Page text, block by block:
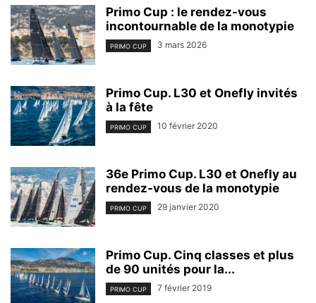
Primo Cup : le rendez-vous
incontournable de la monotypie
PRIMO CUP 3 mars 2026
Primo Cup. L30 et Onefly invités
à la fête
PRIMO CUP 10 février 2020
36e Primo Cup. L30 et Onefly au
rendez-vous de la monotypie
PRIMO CUP 29 janvier 2020
Primo Cup. Cinq classes et plus
de 90 unités pour la...
PRIMO CUP 7 février 2019